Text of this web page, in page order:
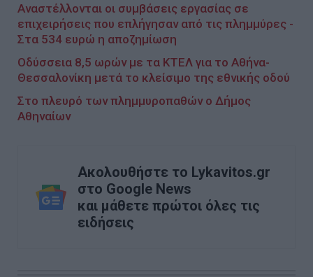
Αναστέλλονται οι συμβάσεις εργασίας σε
επιχειρήσεις που επλήγησαν από τις πλημμύρες -
Στα 534 ευρώ η αποζημίωση
Οδύσσεια 8,5 ωρών με τα ΚΤΕΛ για το Αθήνα-
Θεσσαλονίκη μετά το κλείσιμο της εθνικής οδού
Στο πλευρό των πλημμυροπαθών ο Δήμος
Αθηναίων
Ακολουθήστε το Lykavitos.gr
στο Google News
και μάθετε πρώτοι όλες τις
ειδήσεις